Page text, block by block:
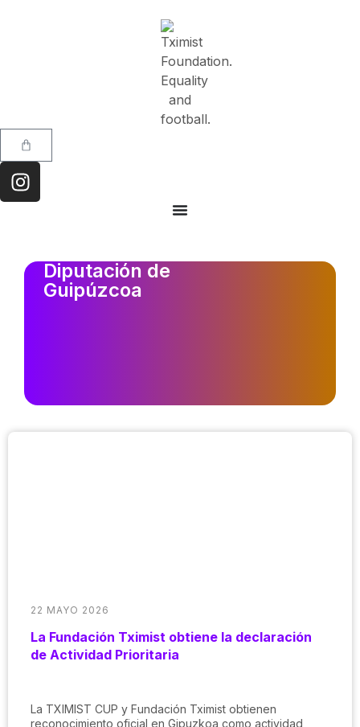
Diputación de
Guipúzcoa
22 MAYO 2026
La Fundación Tximist obtiene la declaración
de Actividad Prioritaria
La TXIMIST CUP y Fundación Tximist obtienen
reconocimiento oficial en Gipuzkoa como actividad